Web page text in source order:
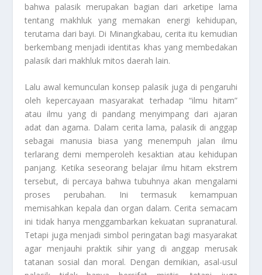
bahwa palasik merupakan bagian dari arketipe lama
tentang makhluk yang memakan energi kehidupan,
terutama dari bayi. Di Minangkabau, cerita itu kemudian
berkembang menjadi identitas khas yang membedakan
palasik dari makhluk mitos daerah lain.
Lalu awal kemunculan konsep palasik juga di pengaruhi
oleh kepercayaan masyarakat terhadap “ilmu hitam”
atau ilmu yang di pandang menyimpang dari ajaran
adat dan agama. Dalam cerita lama, palasik di anggap
sebagai manusia biasa yang menempuh jalan ilmu
terlarang demi memperoleh kesaktian atau kehidupan
panjang. Ketika seseorang belajar ilmu hitam ekstrem
tersebut, di percaya bahwa tubuhnya akan mengalami
proses perubahan. Ini termasuk kemampuan
memisahkan kepala dan organ dalam. Cerita semacam
ini tidak hanya menggambarkan kekuatan supranatural.
Tetapi juga menjadi simbol peringatan bagi masyarakat
agar menjauhi praktik sihir yang di anggap merusak
tatanan sosial dan moral. Dengan demikian, asal-usul